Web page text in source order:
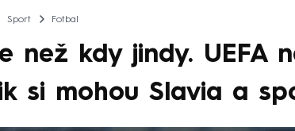
Sport Fotbal
než kdy jindy. UEFA
si mohou Slavia a